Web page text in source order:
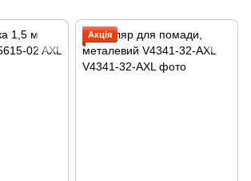
Акція